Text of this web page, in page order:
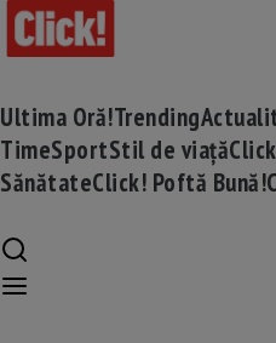
Ultima Oră!Trending
TimeSportStil de viață
SănătateClick! Poftă Bună!